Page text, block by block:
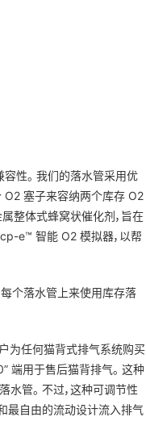
性。 我们的落水管采用优
O2 塞子来容纳两个库存 O2
整体式蜂窝状催化剂，旨在
e™ 智能 O2 模拟器，以帮
个落水管上来使用库存落
为任何猫背式排气系统购买
端用于售后猫背排气。 这种
管。 不过，这种可调节性
最自由的流动设计流入排气